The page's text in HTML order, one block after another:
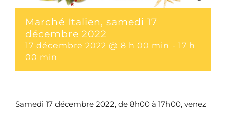
Marché Italien, samedi 17
décembre 2022
17 décembre 2022 @ 8 h 00 min - 17 h
00 min
Samedi 17 décembre 2022, de 8h00 à 17h00, venez